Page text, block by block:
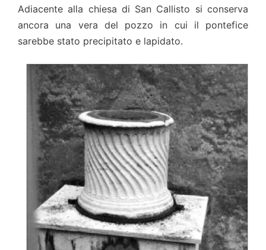
Adiacente alla chiesa di San Callisto si conserva
ancora una vera del pozzo in cui il pontefice
sarebbe stato precipitato e lapidato.